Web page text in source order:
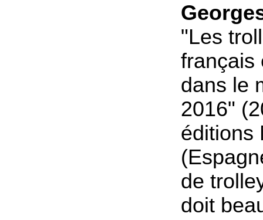
"Les
français
dans le
2016"
éditions
de
doit